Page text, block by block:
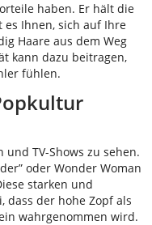
haben. Er hält die
es Ihnen, sich auf Ihre
Haare aus dem Weg
kann dazu beitragen,
fühlen.
TV-Shows zu sehen.
oder Wonder Woman
starken und
dass der hohe Zopf als
wahrgenommen wird.